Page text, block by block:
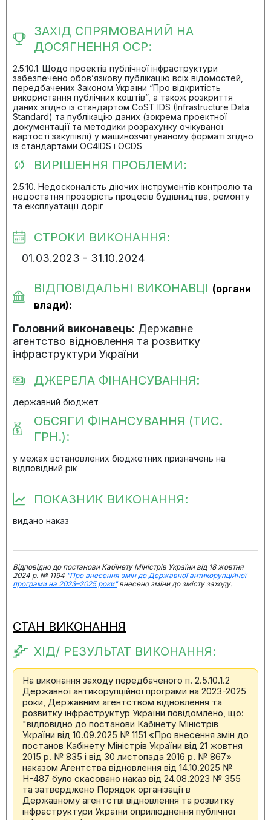
ЗАХІД СПРЯМОВАНИЙ НА
ДОСЯГНЕННЯ ОСР:
2.5.10.1. Щодо проектів публічної інфраструктури
забезпечено обов’язкову публікацію всіх відомостей,
передбачених Законом України “Про відкритість
використання публічних коштів”, а також розкриття
даних згідно із стандартом CoST IDS (Infrastructure Data
Standard) та публікацію даних (зокрема проектної
документації та методики розрахунку очікуваної
вартості закупівлі) у машинозчитуваному форматі згідно
із стандартами OC4IDS і OCDS
ВИРІШЕННЯ ПРОБЛЕМИ:
2.5.10. Недосконалість діючих інструментів контролю та
недостатня прозорість процесів будівництва, ремонту
та експлуатації доріг
СТРОКИ ВИКОНАННЯ:
01.03.2023 - 31.10.2024
ВІДПОВІДАЛЬНІ ВИКОНАВЦІ (органи
влади):
Головний виконавець: Державне
агентство відновлення та розвитку
інфраструктури України
ДЖЕРЕЛА ФІНАНСУВАННЯ:
державний бюджет
ОБСЯГИ ФІНАНСУВАННЯ (ТИС.
ГРН.):
у межах встановлених бюджетних призначень на
відповідний рік
ПОКАЗНИК ВИКОНАННЯ:
видано наказ
Відповідно до постанови Кабінету Міністрів України від 18 жовтня
2024 р. № 1194 "Про внесення змін до Державної антикорупційної
програми на 2023–2025 роки"внесено зміни до змісту заходу.
СТАН ВИКОНАННЯ
ХІД/ РЕЗУЛЬТАТ ВИКОНАННЯ:
На виконання заходу передбаченого п. 2.5.10.1.2
Державної антикорупційної програми на 2023-2025
роки, Державним агентством відновлення та
розвитку інфраструктур України повідомлено, що:
"відповідно до постанови Кабінету Міністрів
України від 10.09.2025 № 1151 «Про внесення змін до
постанов Кабінету Міністрів України від 21 жовтня
2015 р. № 835 і від 30 листопада 2016 р. № 867»
наказом Агентства відновлення від 14.10.2025 №
Н-487 було скасовано наказ від 24.08.2023 № 355
та затверджено Порядок організації в
Державному агентстві відновлення та розвитку
інфраструктури України оприлюднення публічної